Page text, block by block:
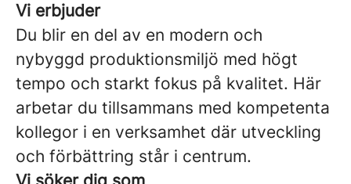
Vi erbjuder
Du blir en del av en modern och
nybyggd produktionsmiljö med högt
tempo och starkt fokus på kvalitet. Här
arbetar du tillsammans med kompetenta
kollegor i en verksamhet där utveckling
och förbättring står i centrum.